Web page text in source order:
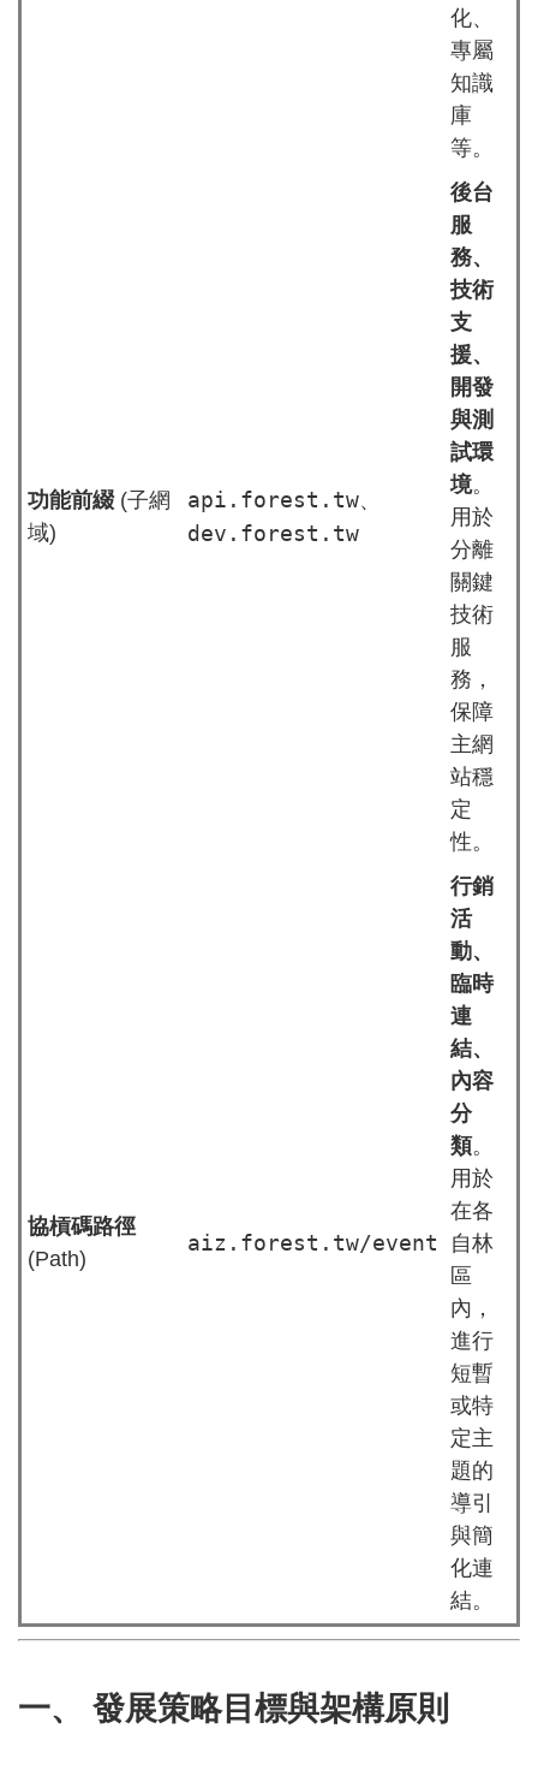
化、
專屬
知識
庫
等。
功能前綴(子網
域)
api.forest.tw、
dev.forest.tw
後台
服
務、
技術
支
援、
開發
與測
試環
境。
用於
分離
關鍵
技術
服
務，
保障
主網
站穩
定
性。
協槓碼路徑
(Path)
aiz.forest.tw/event
行銷
活
動、
臨時
連
結、
內容
分
類。
用於
在各
自林
區
內，
進行
短暫
或特
定主
題的
導引
與簡
化連
結。
一、 發展策略目標與架構原則